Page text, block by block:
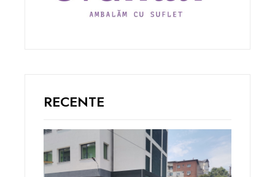
RECENTE